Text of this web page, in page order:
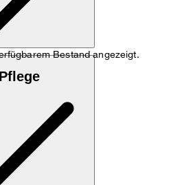
Bestand angezeigt.
Größentabelle